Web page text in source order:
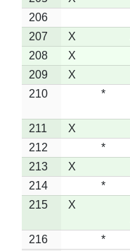
206
207
X
208
X
209
X
210
*
211
X
212
*
213
X
214
*
215
X
216
*